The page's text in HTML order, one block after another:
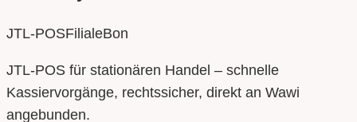
JTL‑POSFilialeBon
JTL‑POS für stationären Handel – schnelle
Kassiervorgänge, rechtssicher, direkt an Wawi
angebunden.